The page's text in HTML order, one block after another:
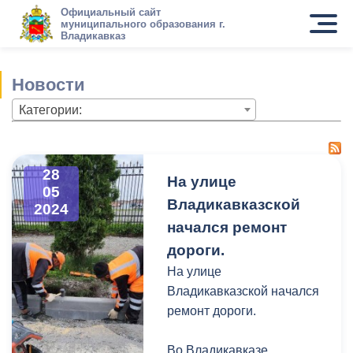
Официальный сайт
муниципального образования г.
Владикавказ
Новости
Категории:
28
05
2024
На улице
Владикавказской
начался ремонт
дороги.
На улице
Владикавказской начался
ремонт дороги.
Во Владикавказе